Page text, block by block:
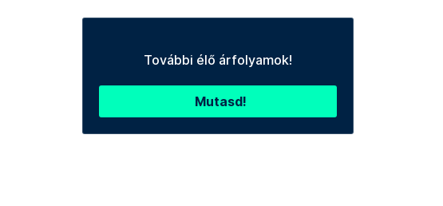
További élő árfolyamok!
Mutasd!